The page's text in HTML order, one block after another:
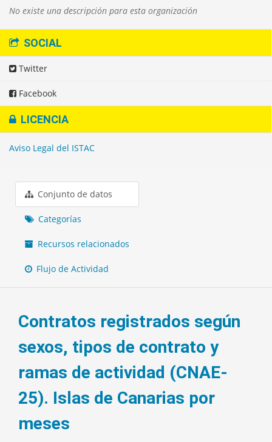
No existe una descripción para esta organización
SOCIAL
Twitter
Facebook
LICENCIA
Aviso Legal del ISTAC
Conjunto de datos
Categorías
Recursos relacionados
Flujo de Actividad
Contratos registrados según
sexos, tipos de contrato y
ramas de actividad (CNAE-
25). Islas de Canarias por
meses